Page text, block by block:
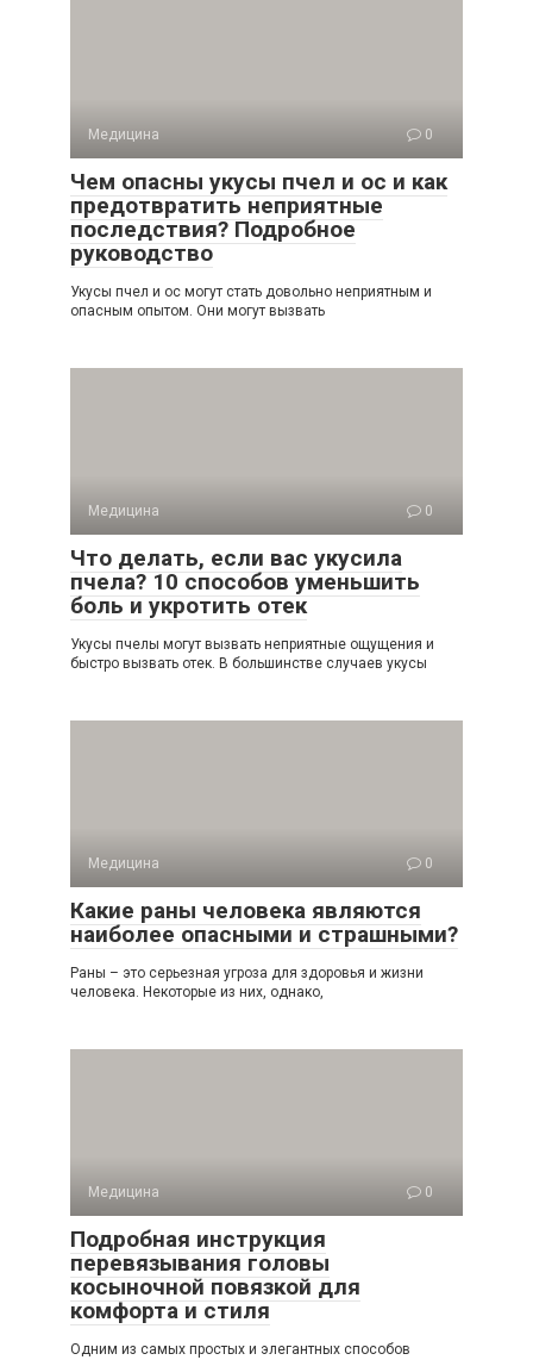
Медицина 0
Чем опасны укусы пчел и ос и как
предотвратить неприятные
последствия? Подробное
руководство
Укусы пчел и ос могут стать довольно неприятным и
опасным опытом. Они могут вызвать
Медицина 0
Что делать, если вас укусила
пчела? 10 способов уменьшить
боль и укротить отек
Укусы пчелы могут вызвать неприятные ощущения и
быстро вызвать отек. В большинстве случаев укусы
Медицина 0
Какие раны человека являются
наиболее опасными и страшными?
Раны – это серьезная угроза для здоровья и жизни
человека. Некоторые из них, однако,
Медицина 0
Подробная инструкция
перевязывания головы
косыночной повязкой для
комфорта и стиля
Одним из самых простых и элегантных способов